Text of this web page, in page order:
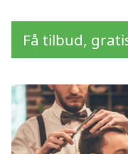
Få tilbud,